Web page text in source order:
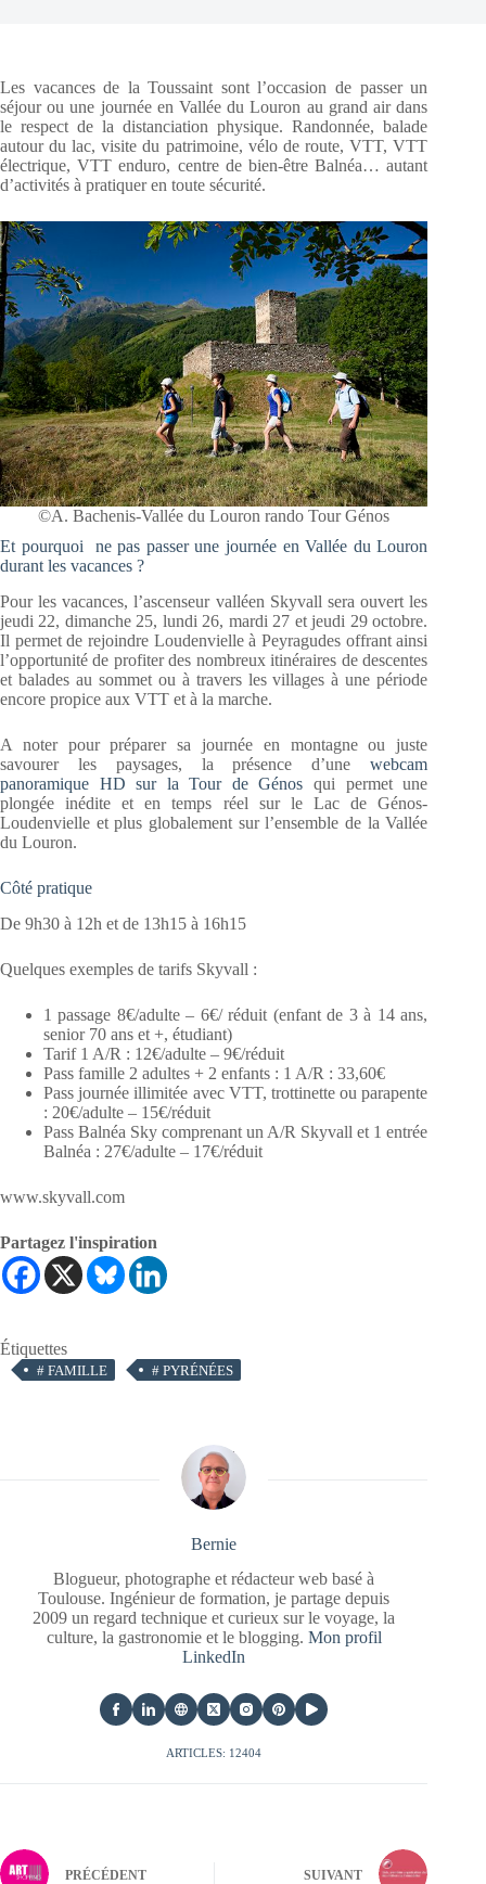
Les vacances de la Toussaint sont l’occasion de passer un
séjour ou une journée en Vallée du Louron au grand air dans
le respect de la distanciation physique. Randonnée, balade
autour du lac, visite du patrimoine, vélo de route, VTT, VTT
électrique, VTT enduro, centre de bien-être Balnéa… autant
d’activités à pratiquer en toute sécurité.
©A. Bachenis-Vallée du Louron rando Tour Génos
Et pourquoi ne pas passer une journée en Vallée du Louron
durant les vacances ?
Pour les vacances, l’ascenseur valléen Skyvall sera ouvert les
jeudi 22, dimanche 25, lundi 26, mardi 27 et jeudi 29 octobre.
Il permet de rejoindre Loudenvielle à Peyragudes offrant ainsi
l’opportunité de profiter des nombreux itinéraires de descentes
et balades au sommet ou à travers les villages à une période
encore propice aux VTT et à la marche.
A noter pour préparer sa journée en montagne ou juste
savourer les paysages, la présence d’unewebcam
panoramique HD sur la Tour de Génos qui permet une
plongée inédite et en temps réel sur le Lac de Génos-
Loudenvielle et plus globalement sur l’ensemble de la Vallée
du Louron.
Côté pratique
De 9h30 à 12h et de 13h15 à 16h15
Quelques exemples de tarifs Skyvall :
1 passage 8€/adulte – 6€/ réduit (enfant de 3 à 14 ans,
senior 70 ans et +, étudiant)
Tarif 1 A/R : 12€/adulte – 9€/réduit
Pass famille 2 adultes + 2 enfants : 1 A/R : 33,60€
Pass journée illimitée avec VTT, trottinette ou parapente
: 20€/adulte – 15€/réduit
Pass Balnéa Sky comprenant un A/R Skyvall et 1 entrée
Balnéa : 27€/adulte – 17€/réduit
www.skyvall.com
Partagez l'inspiration
Étiquettes
# FAMILLE # PYRÉNÉES
Bernie
Blogueur, photographe et rédacteur web basé à
Toulouse. Ingénieur de formation, je partage depuis
2009 un regard technique et curieux sur le voyage, la
culture, la gastronomie et le blogging. Mon profil
LinkedIn
ARTICLES: 12404
PRÉCÉDENT SUIVANT